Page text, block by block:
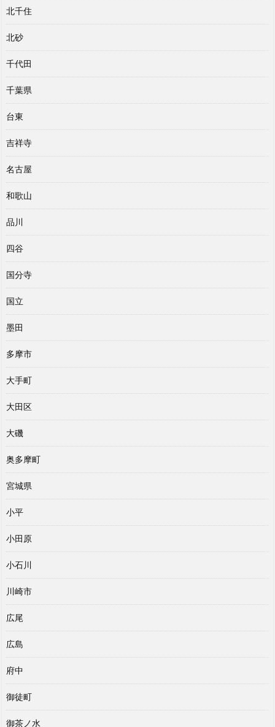
北千住
北砂
千代田
千葉県
台東
吉祥寺
名古屋
和歌山
品川
四谷
国分寺
国立
墨田
多摩市
大手町
大田区
大磯
奥多摩町
宮城県
小平
小田原
小石川
川崎市
広尾
広島
府中
御徒町
御茶ノ水